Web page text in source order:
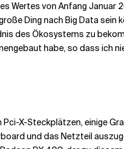
Wertes von Anfang Januar
Ding nach Big Data sein
des Ökosystems zu
habe, so dass ich
X-Steckplätzen, einige
und das Netzteil